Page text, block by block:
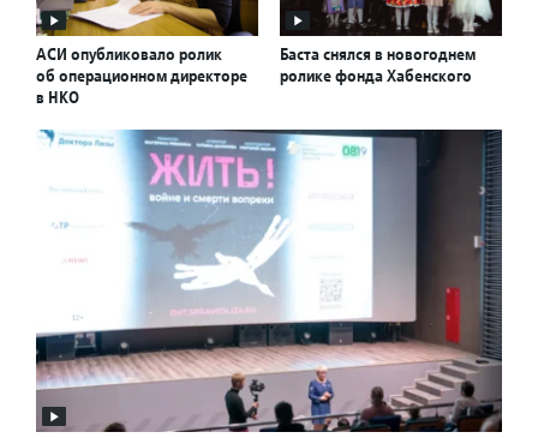
АСИ опубликовало ролик
об операционном директоре
в НКО
Баста снялся в новогоднем
ролике фонда Хабенского